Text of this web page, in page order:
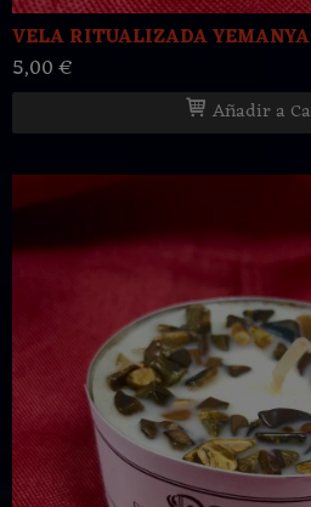
VELA RITUALIZADA
5,00 €
Añadir a